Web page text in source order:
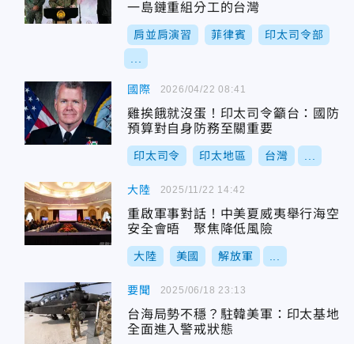
一島鏈重組分工的台灣
肩並肩演習 菲律賓 印太司令部
國際
雞挨餓就沒蛋！印太司令籲台：國防
預算對自身防務至關重要
印太司令 印太地區 台灣
2026/04/22 08:41
大陸
重啟軍事對話！中美夏威夷舉行海空
安全會晤 聚焦降低風險
大陸 美國 解放軍
2025/11/22 14:42
要聞
台海局勢不穩？駐韓美軍：印太基地
全面進入警戒狀態
2025/06/18 23:13